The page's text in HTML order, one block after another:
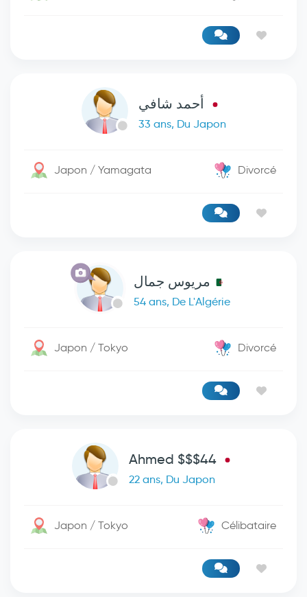
أحمد شافي
33 ans, Du Japon
Japon / Yamagata Divorcé
مريوس جمال
54 ans, De L'Algérie
Japon / Tokyo Divorcé
Ahmed $$$44
22 ans, Du Japon
Japon / Tokyo Célibataire